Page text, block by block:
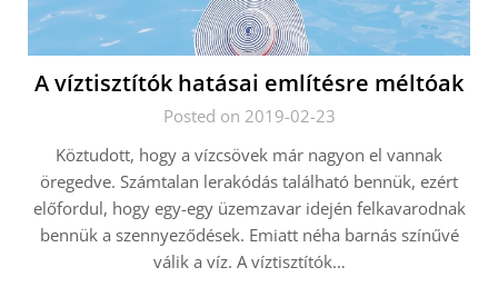
A víztisztítók hatásai említésre méltóak
Posted on 2019-02-23
Köztudott, hogy a vízcsövek már nagyon el vannak
öregedve. Számtalan lerakódás található bennük, ezért
előfordul, hogy egy-egy üzemzavar idején felkavarodnak
bennük a szennyeződések. Emiatt néha barnás színűvé
válik a víz. A víztisztítók…